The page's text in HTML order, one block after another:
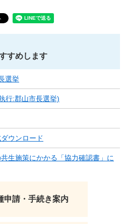
すめします
選挙
行:郡山市長選挙)
ウンロード
生施策にかかる「協力確認書」に
申請・手続き案内